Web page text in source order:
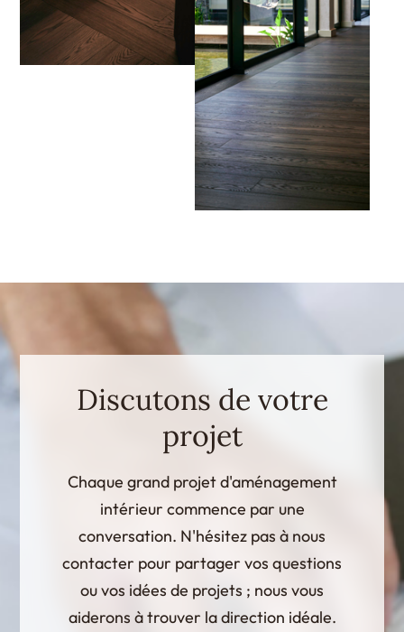
Discutons de votre
projet
Chaque grand projet d'aménagement
intérieur commence par une
conversation. N'hésitez pas à nous
contacter pour partager vos questions
ou vos idées de projets ; nous vous
aiderons à trouver la direction idéale.